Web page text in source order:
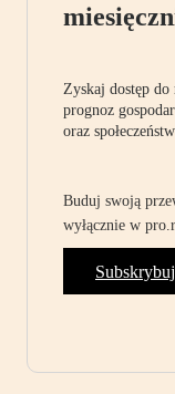
Zyskaj dostęp
prognoz
oraz
Buduj swoją
wyłącznie w